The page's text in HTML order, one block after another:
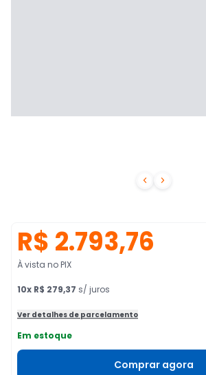
 
R$ 2.793,76
À vista no PIX
10x R$ 279,37 s/ juros
Ver detalhes de parcelamento
Em estoque
Comprar agora